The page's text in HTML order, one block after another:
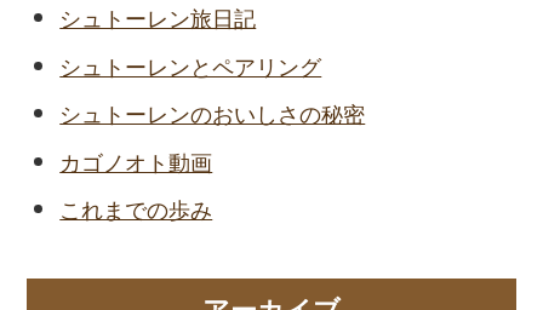
シュトーレン旅日記
シュトーレンとペアリング
シュトーレンのおいしさの秘密
カゴノオト動画
これまでの歩み